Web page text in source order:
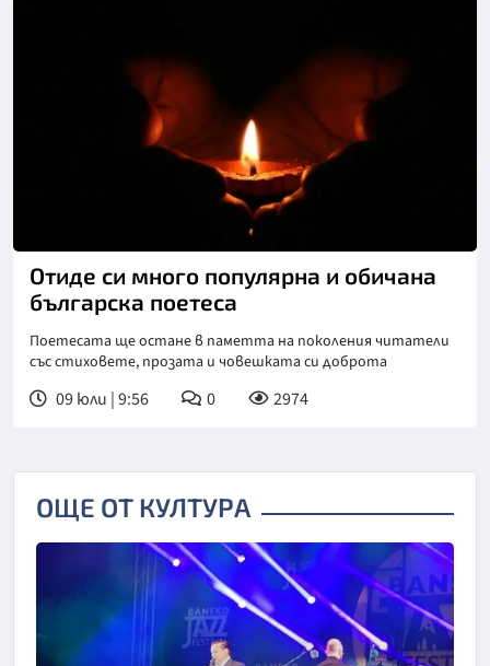
Отиде си много популярна и обичана
българска поетеса
Поетесата ще остане в паметта на поколения читатели
със стиховете, прозата и човешката си доброта
09 юли | 9:56 0 2974
ОЩЕ ОТ КУЛТУРА